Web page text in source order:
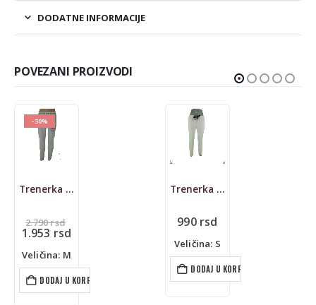
DODATNE INFORMACIJE
POVEZANI PROIZVODI
Trenerka Funk & Soul, donji deo
990rsd
DODAJ U KORPU
Helanke Lelosi, 3/4
690rsd
Veličina: S
DODAJ U KORPU